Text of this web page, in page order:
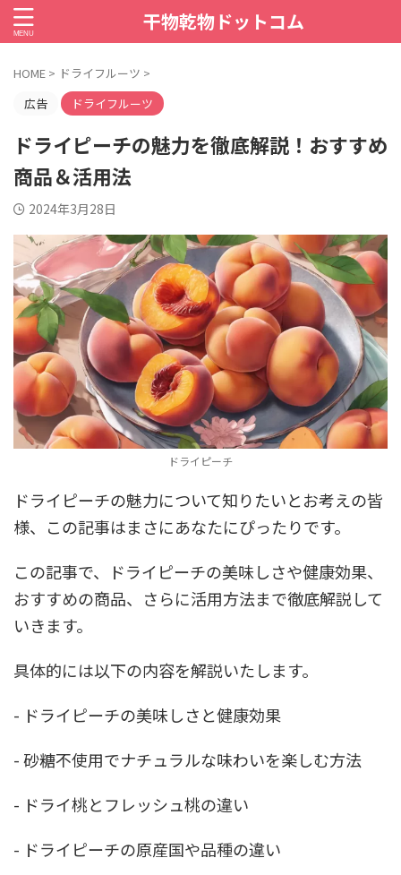
干物乾物ドットコム
HOME > ドライフルーツ >
広告
ドライフルーツ
ドライピーチの魅力を徹底解説！おすすめ
商品＆活用法
2024年3月28日
ドライピーチ
ドライピーチの魅力について知りたいとお考えの皆
様、この記事はまさにあなたにぴったりです。
この記事で、ドライピーチの美味しさや健康効果、
おすすめの商品、さらに活用方法まで徹底解説して
いきます。
具体的には以下の内容を解説いたします。
- ドライピーチの美味しさと健康効果
- 砂糖不使用でナチュラルな味わいを楽しむ方法
- ドライ桃とフレッシュ桃の違い
- ドライピーチの原産国や品種の違い